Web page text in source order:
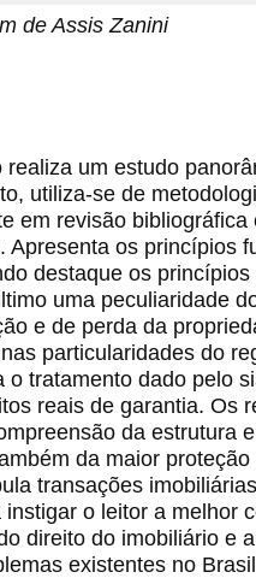
de Assis Zanini
realiza um estudo
utiliza-se de
em revisão
Apresenta os princípios
destaque os
uma peculiaridade
e de perda da
particularidades do
o tratamento dado pelo
reais de garantia. Os
da estrutura
da maior
transações
o leitor a melhor
direito do imobiliário e
existentes no